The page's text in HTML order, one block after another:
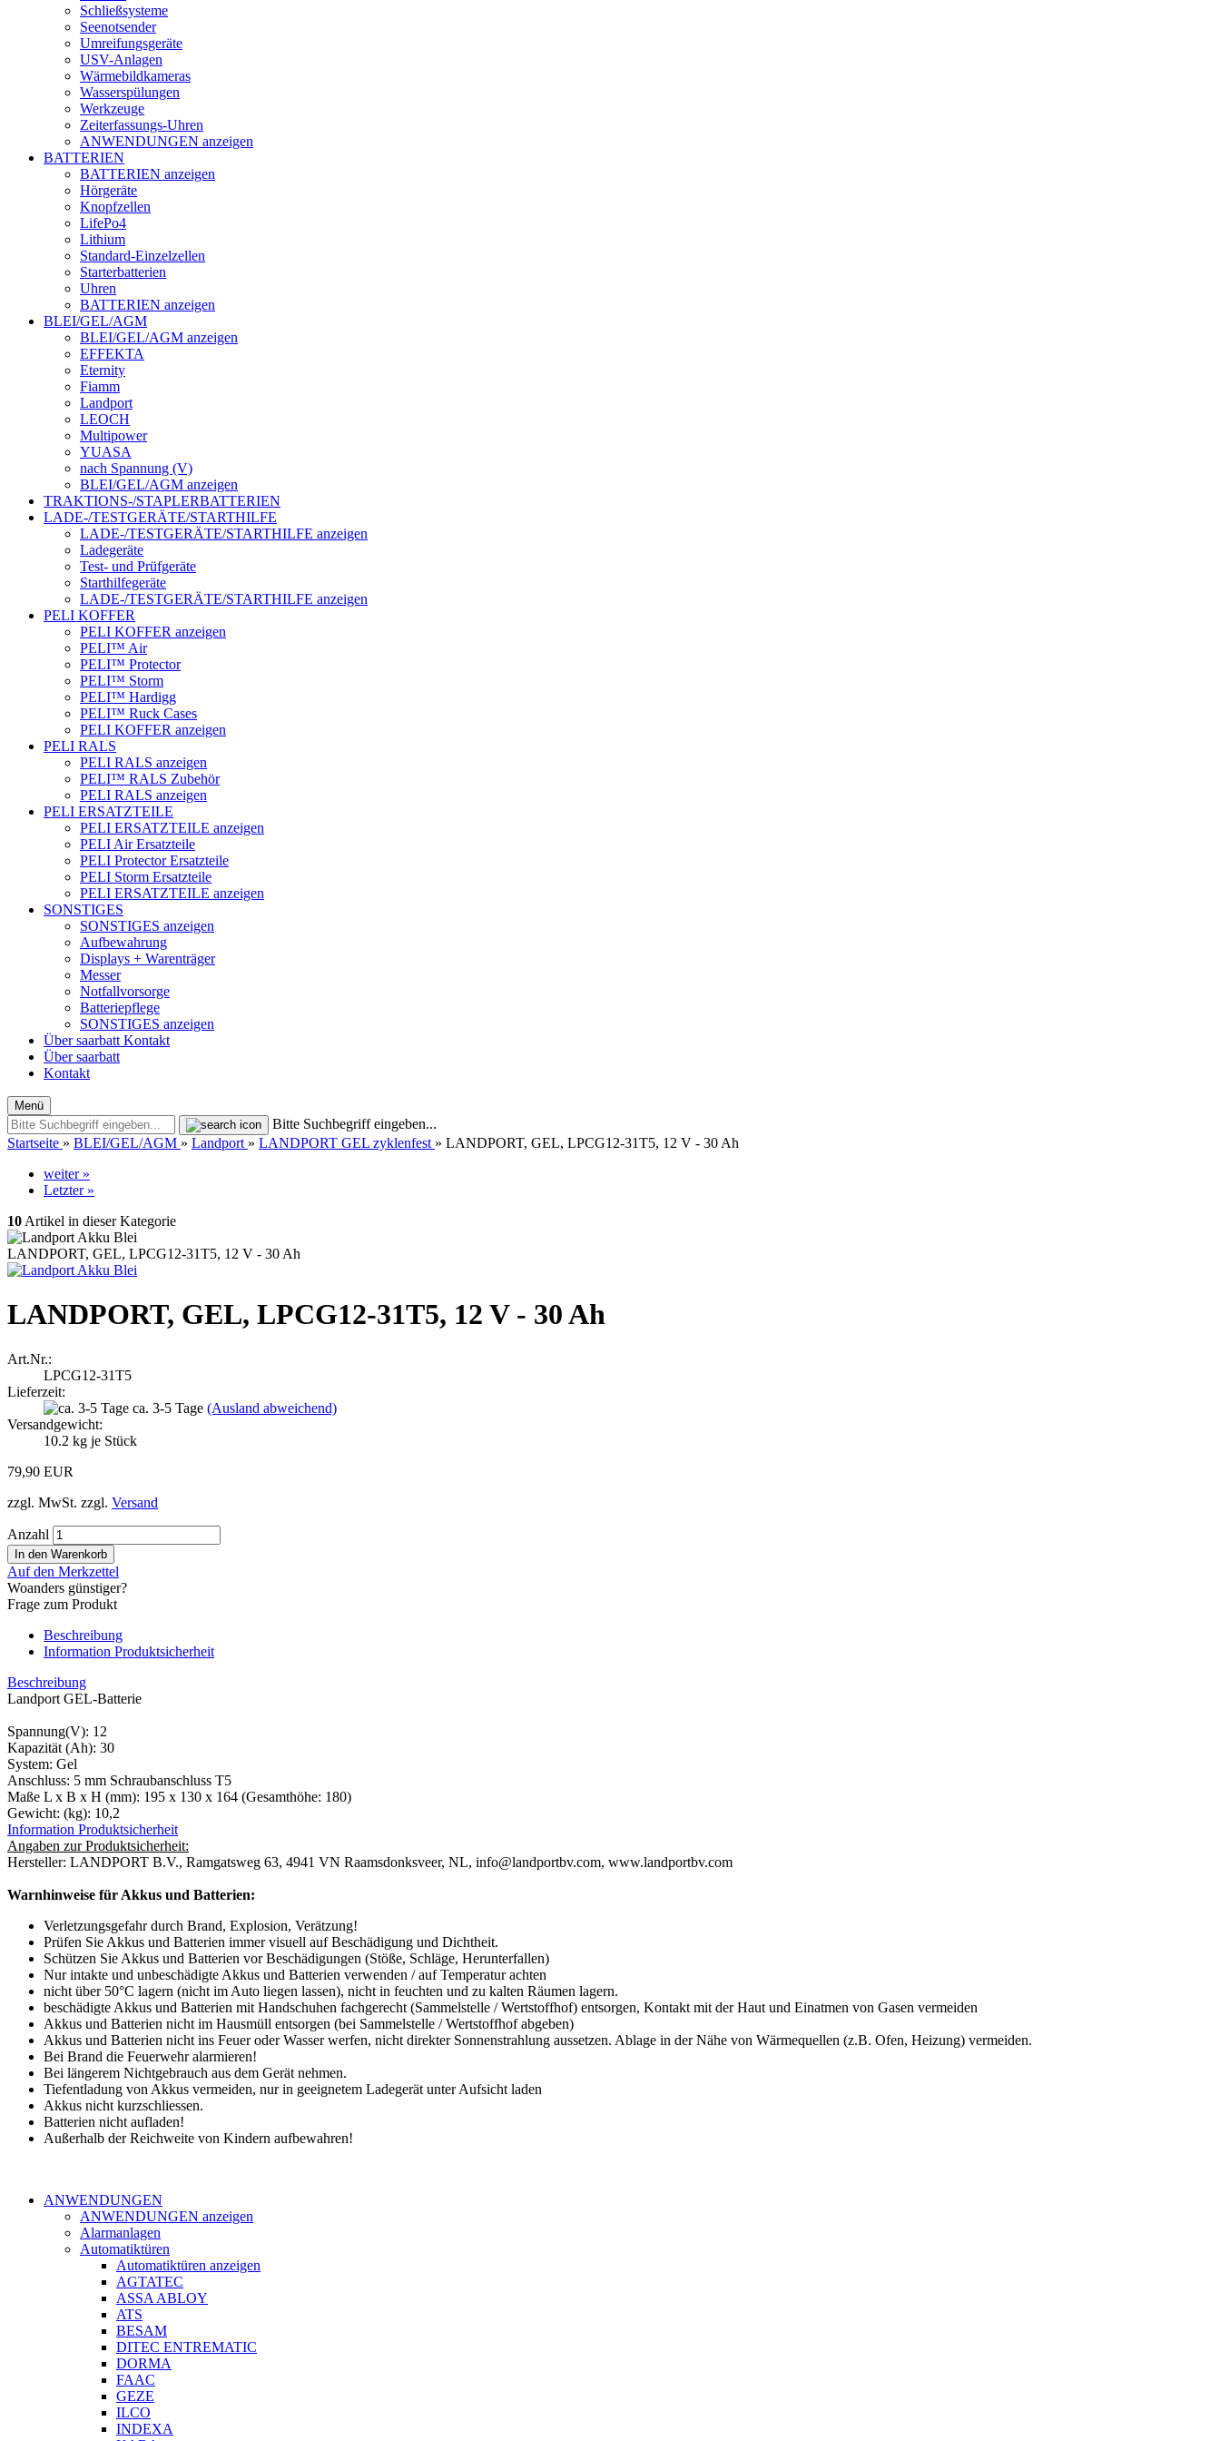
Schließsysteme
Seenotsender
Umreifungsgeräte
USV-Anlagen
Wärmebildkameras
Wasserspülungen
Werkzeuge
Zeiterfassungs-Uhren
ANWENDUNGEN anzeigen
BATTERIEN
BATTERIEN anzeigen
Hörgeräte
Knopfzellen
LifePo4
Lithium
Standard-Einzelzellen
Starterbatterien
Uhren
BATTERIEN anzeigen
BLEI/GEL/AGM
BLEI/GEL/AGM anzeigen
EFFEKTA
Eternity
Fiamm
Landport
LEOCH
Multipower
YUASA
nach Spannung (V)
BLEI/GEL/AGM anzeigen
TRAKTIONS-/STAPLERBATTERIEN
LADE-/TESTGERÄTE/STARTHILFE
LADE-/TESTGERÄTE/STARTHILFE anzeigen
Ladegeräte
Test- und Prüfgeräte
Starthilfegeräte
LADE-/TESTGERÄTE/STARTHILFE anzeigen
PELI KOFFER
PELI KOFFER anzeigen
PELI™ Air
PELI™ Protector
PELI™ Storm
PELI™ Hardigg
PELI™ Ruck Cases
PELI KOFFER anzeigen
PELI RALS
PELI RALS anzeigen
PELI™ RALS Zubehör
PELI RALS anzeigen
PELI ERSATZTEILE
PELI ERSATZTEILE anzeigen
PELI Air Ersatzteile
PELI Protector Ersatzteile
PELI Storm Ersatzteile
PELI ERSATZTEILE anzeigen
SONSTIGES
SONSTIGES anzeigen
Aufbewahrung
Displays + Warenträger
Messer
Notfallvorsorge
Batteriepflege
SONSTIGES anzeigen
Über saarbatt Kontakt
Über saarbatt
Kontakt
Menü
Bitte Suchbegriff eingeben...
Startseite » BLEI/GEL/AGM » Landport » LANDPORT GEL zyklenfest » LANDPORT, GEL, LPCG12-31T5, 12 V - 30 Ah
weiter »
Letzter »
10 Artikel in dieser Kategorie
LANDPORT, GEL, LPCG12-31T5, 12 V - 30 Ah
LANDPORT, GEL, LPCG12-31T5, 12 V - 30 Ah
Art.Nr.:
LPCG12-31T5
Lieferzeit:
ca. 3-5 Tage (Ausland abweichend)
Versandgewicht:
10.2 kg je Stück
79,90 EUR
zzgl. MwSt. zzgl. Versand
Anzahl
Auf den Merkzettel
Woanders günstiger?
Frage zum Produkt
Beschreibung
Information Produktsicherheit
Beschreibung
Landport GEL-Batterie
Spannung(V): 12
Kapazität (Ah): 30
System: Gel
Anschluss: 5 mm Schraubanschluss T5
Maße L x B x H (mm): 195 x 130 x 164 (Gesamthöhe: 180)
Gewicht: (kg): 10,2
Information Produktsicherheit
Angaben zur Produktsicherheit:
Hersteller: LANDPORT B.V., Ramgatsweg 63, 4941 VN Raamsdonksveer, NL, info@landportbv.com, www.landportbv.com
Warnhinweise für Akkus und Batterien:
Verletzungsgefahr durch Brand, Explosion, Verätzung!
Prüfen Sie Akkus und Batterien immer visuell auf Beschädigung und Dichtheit.
Schützen Sie Akkus und Batterien vor Beschädigungen (Stöße, Schläge, Herunterfallen)
Nur intakte und unbeschädigte Akkus und Batterien verwenden / auf Temperatur achten
nicht über 50°C lagern (nicht im Auto liegen lassen), nicht in feuchten und zu kalten Räumen lagern.
beschädigte Akkus und Batterien mit Handschuhen fachgerecht (Sammelstelle / Wertstoffhof) entsorgen, Kontakt mit der Haut und Einatmen von Gasen vermeiden
Akkus und Batterien nicht im Hausmüll entsorgen (bei Sammelstelle / Wertstoffhof abgeben)
Akkus und Batterien nicht ins Feuer oder Wasser werfen, nicht direkter Sonnenstrahlung aussetzen. Ablage in der Nähe von Wärmequellen (z.B. Ofen, Heizung) vermeiden.
Bei Brand die Feuerwehr alarmieren!
Bei längerem Nichtgebrauch aus dem Gerät nehmen.
Tiefentladung von Akkus vermeiden, nur in geeignetem Ladegerät unter Aufsicht laden
Akkus nicht kurzschliessen.
Batterien nicht aufladen!
Außerhalb der Reichweite von Kindern aufbewahren!
ANWENDUNGEN
ANWENDUNGEN anzeigen
Alarmanlagen
Automatiktüren
Automatiktüren anzeigen
AGTATEC
ASSA ABLOY
ATS
BESAM
DITEC ENTREMATIC
DORMA
FAAC
GEZE
ILCO
INDEXA